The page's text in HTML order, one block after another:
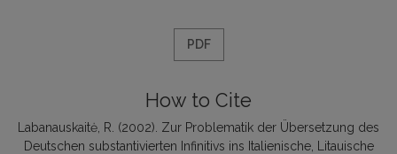
PDF
How to Cite
Labanauskaitė, R. (2002). Zur Problematik der Übersetzung des
Deutschen substantivierten Infinitivs ins Italienische, Litauische